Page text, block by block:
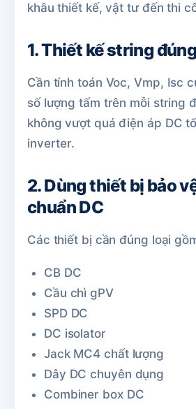
khâu thiết kế, vật tư đến thi
1. Thiết kế string
Cần tính toán Voc, Vmp, Isc
số lượng tấm trên mỗi string
không vượt quá điện áp DC
inverter.
2. Dùng thiết bị bảo
chuẩn DC
Các thiết bị cần đúng loại
CB DC
Cầu chì gPV
SPD DC
DC isolator
Jack MC4 chất lượng
Dây DC chuyên dụng
Combiner box DC